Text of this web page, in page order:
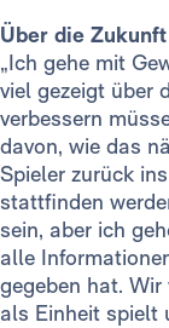
Über die Zukunft
„Ich gehe mit
viel gezeigt über
verbessern
davon, wie das
Spieler zurück
stattfinden
sein, aber ich
alle
gegeben hat.
als Einheit spielt